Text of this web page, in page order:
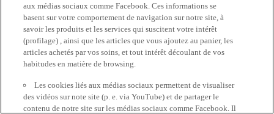
aux médias sociaux comme Facebook. Ces informations se
basent sur votre comportement de navigation sur notre site, à
savoir les produits et les services qui suscitent votre intérêt
(profilage) , ainsi que les articles que vous ajoutez au panier, les
articles achetés par vos soins, et tout intérêt découlant de vos
habitudes en matière de browsing.
Les cookies liés aux médias sociaux permettent de visualiser
des vidéos sur note site (p. e. via YouTube) et de partager le
contenu de notre site sur les médias sociaux comme Facebook. Il